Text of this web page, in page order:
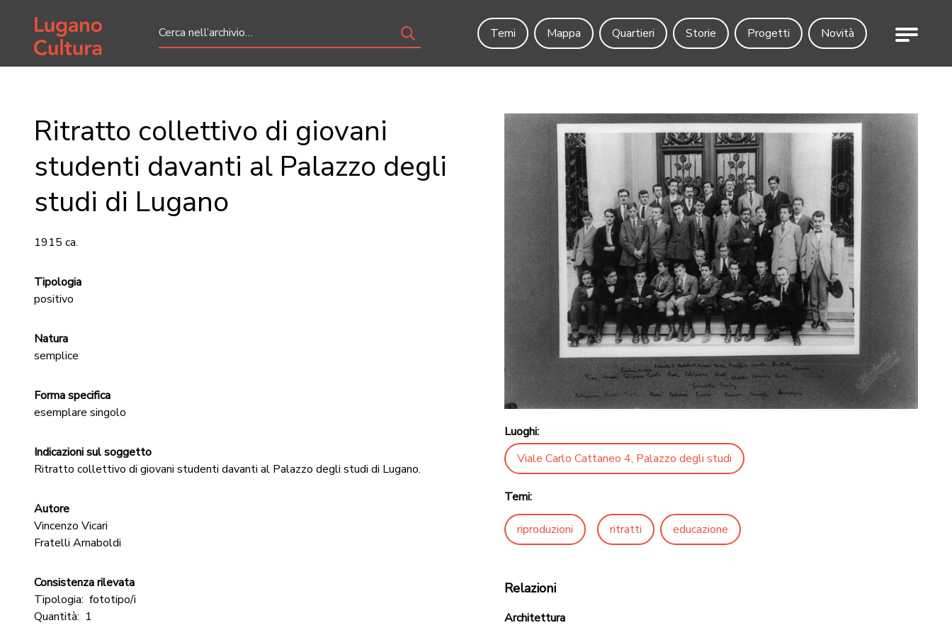
Home page
Temi
Mappa Quartieri Storie Progetti Novità Menu
Ritratto collettivo di giovani
studenti davanti al Palazzo degli
studi di Lugano
1915 ca.
Tipologia
positivo
Natura
semplice
Forma specifica
esemplare singolo
Indicazioni sul soggetto
Ritratto collettivo di giovani studenti davanti al Palazzo degli studi di Lugano.
Autore
Vincenzo Vicari
Fratelli Arnaboldi
Consistenza rilevata
Tipologia: fototipo/i
Quantità: 1
Luoghi:
Viale Carlo Cattaneo 4, Palazzo degli studi
Temi:
riproduzioni ritratti educazione
Relazioni
Architettura